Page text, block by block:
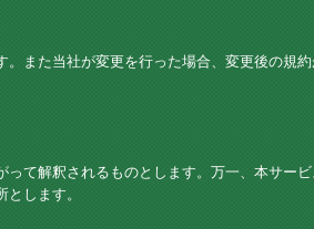
また当社が変更を行った場合、変更後の規
て解釈されるものとします。万一、本サー
します。